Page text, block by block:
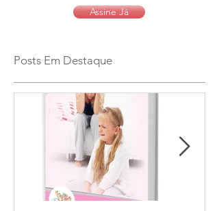
Assine Já
Posts Em Destaque